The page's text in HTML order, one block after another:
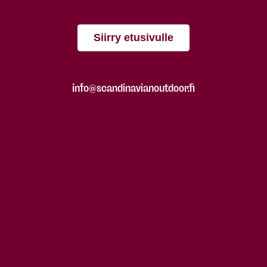
Siirry etusivulle
info@scandinavianoutdoor.fi